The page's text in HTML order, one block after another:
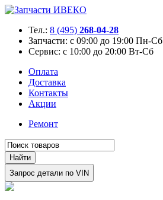
Тел.: 8 (495) 268-04-28
Запчасти: с 09:00 до 19:00 Пн-Сб
Сервис: с 10:00 до 20:00 Вт-Сб
Оплата
Доставка
Контакты
Акции
Ремонт